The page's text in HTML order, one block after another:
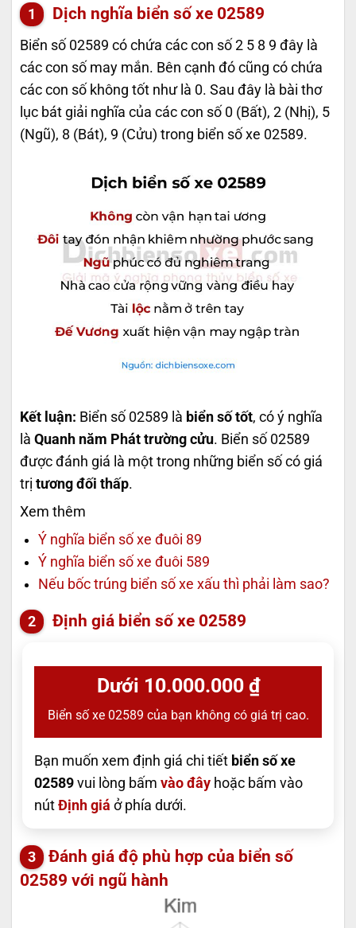
Dịch nghĩa biển số xe 02589
Biển số 02589 có chứa các con số 2 5 8 9 đây là
các con số may mắn. Bên cạnh đó cũng có chứa
các con số không tốt như là 0. Sau đây là bài thơ
lục bát giải nghĩa của các con số 0 (Bất), 2 (Nhị), 5
(Ngũ), 8 (Bát), 9 (Cửu) trong biển số xe 02589.
Kết luận: Biển số 02589 là biển số tốt, có ý nghĩa
là Quanh năm Phát trường cửu. Biển số 02589
được đánh giá là một trong những biển số có giá
trị tương đối thấp.
Xem thêm
Ý nghĩa biển số xe đuôi 89
Ý nghĩa biển số xe đuôi 589
Nếu bốc trúng biển số xe xấu thì phải làm sao?
Định giá biển số xe 02589
Dưới 10.000.000 ₫
Biển số xe 02589 của bạn không có giá trị cao.
Bạn muốn xem định giá chi tiết biển số xe
02589 vui lòng bấm vào đây hoặc bấm vào
nút Định giá ở phía dưới.
Đánh giá độ phù hợp của biển số
02589 với ngũ hành